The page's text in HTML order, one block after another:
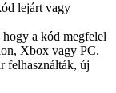
lejárt vagy
a kód megfelel
Xbox vagy PC.
felhasználták, új